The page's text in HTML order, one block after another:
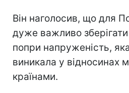
Він наголосив, що для
дуже важливо зберігати
попри напруженість,
виникала у відносинах
країнами.